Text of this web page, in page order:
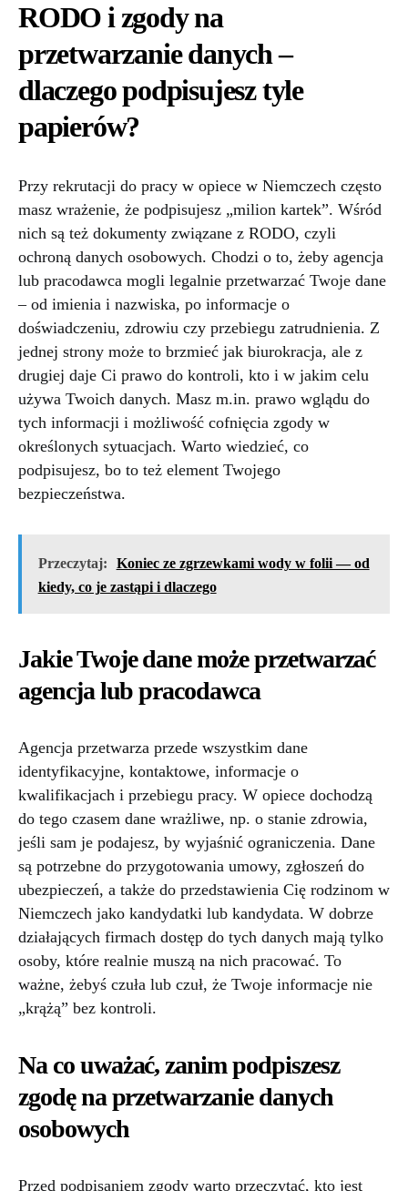
RODO i zgody na
przetwarzanie danych –
dlaczego podpisujesz tyle
papierów?
Przy rekrutacji do pracy w opiece w Niemczech często
masz wrażenie, że podpisujesz „milion kartek”. Wśród
nich są też dokumenty związane z RODO, czyli
ochroną danych osobowych. Chodzi o to, żeby agencja
lub pracodawca mogli legalnie przetwarzać Twoje dane
– od imienia i nazwiska, po informacje o
doświadczeniu, zdrowiu czy przebiegu zatrudnienia. Z
jednej strony może to brzmieć jak biurokracja, ale z
drugiej daje Ci prawo do kontroli, kto i w jakim celu
używa Twoich danych. Masz m.in. prawo wglądu do
tych informacji i możliwość cofnięcia zgody w
określonych sytuacjach. Warto wiedzieć, co
podpisujesz, bo to też element Twojego
bezpieczeństwa.
Przeczytaj:
Koniec ze zgrzewkami wody w folii — od
kiedy, co je zastąpi i dlaczego
Jakie Twoje dane może przetwarzać
agencja lub pracodawca
Agencja przetwarza przede wszystkim dane
identyfikacyjne, kontaktowe, informacje o
kwalifikacjach i przebiegu pracy. W opiece dochodzą
do tego czasem dane wrażliwe, np. o stanie zdrowia,
jeśli sam je podajesz, by wyjaśnić ograniczenia. Dane
są potrzebne do przygotowania umowy, zgłoszeń do
ubezpieczeń, a także do przedstawienia Cię rodzinom w
Niemczech jako kandydatki lub kandydata. W dobrze
działających firmach dostęp do tych danych mają tylko
osoby, które realnie muszą na nich pracować. To
ważne, żebyś czuła lub czuł, że Twoje informacje nie
„krążą” bez kontroli.
Na co uważać, zanim podpiszesz
zgodę na przetwarzanie danych
osobowych
Przed podpisaniem zgody warto przeczytać, kto jest